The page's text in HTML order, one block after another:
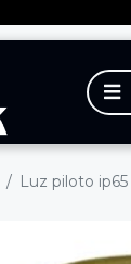
Luz piloto